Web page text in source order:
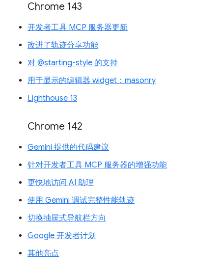
Chrome 143
开发者工具 MCP 服务器更新
改进了轨迹分享功能
对 @starting-style 的支持
用于显示的编辑器 widget：masonry
Lighthouse 13
Chrome 142
Gemini 提供的代码建议
针对开发者工具 MCP 服务器的增强功能
更快地访问 AI 助理
使用 Gemini 调试完整性能轨迹
切换抽屉式导航栏方向
Google 开发者计划
其他亮点